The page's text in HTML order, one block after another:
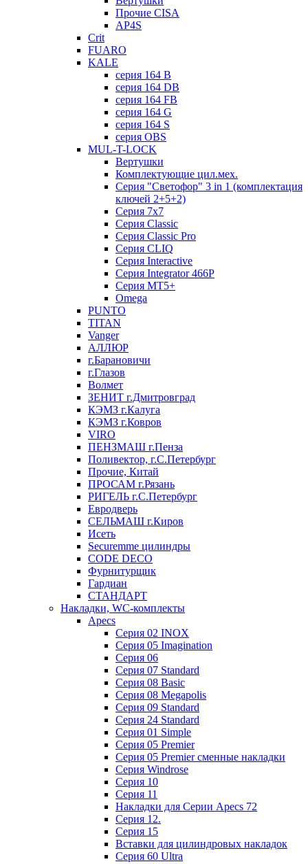
Прочие CISA
AP4S
Crit
FUARO
KALE
серия 164 B
серия 164 DB
серия 164 FB
серия 164 G
серия 164 S
серия OBS
MUL-T-LOCK
Вертушки
Комплектующие цил.мех.
Серия "Светофор" 3 in 1 (комплектация
ключей 2+5+2)
Серия 7х7
Серия Classic
Серия Classic Pro
Серия CLIQ
Серия Interactive
Серия Integrator 466P
Серия MT5+
Omega
PUNTO
TITAN
Vanger
АЛЛЮР
г.Барановичи
г.Глазов
Волмет
ЗЕНИТ г.Дмитровград
КЭМЗ г.Калуга
КЭМЗ г.Ковров
VIRO
ПЕНЗМАШ г.Пенза
Поливектор, г.С.Петербург
Прочие, Китай
ПРОСАМ г.Рязань
РИГЕЛЬ г.С.Петербург
Евродверь
СЕЛЬМАШ г.Киров
Исеть
Securemme цилиндры
CODE DECO
Фурнитурщик
Гардиан
СТАНДАРТ
Накладки, WC-комплекты
Apecs
Cерия 02 INOX
Cерия 05 Imagination
Cерия 06
Cерия 07 Standard
Cерия 08 Basic
Cерия 08 Megapolis
Cерия 09 Standard
Cерия 24 Standard
Серия 01 Simple
Серия 05 Premier
Серия 05 Premier сменные накладки
Cерия Windrose
Серия 10
Серия 11
Накладки для Серии Apecs 72
Серия 12.
Серия 15
Вставки для цилиндровых накладок
Серия 60 Ultra